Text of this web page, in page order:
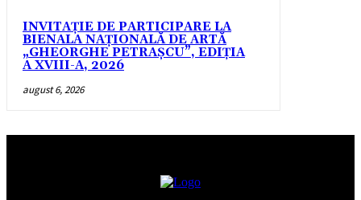
INVITAȚIE DE PARTICIPARE LA
BIENALA NAȚIONALĂ DE ARTĂ
„GHEORGHE PETRAȘCU”, EDIŢIA
A XVIII-A, 2026
august 6, 2026